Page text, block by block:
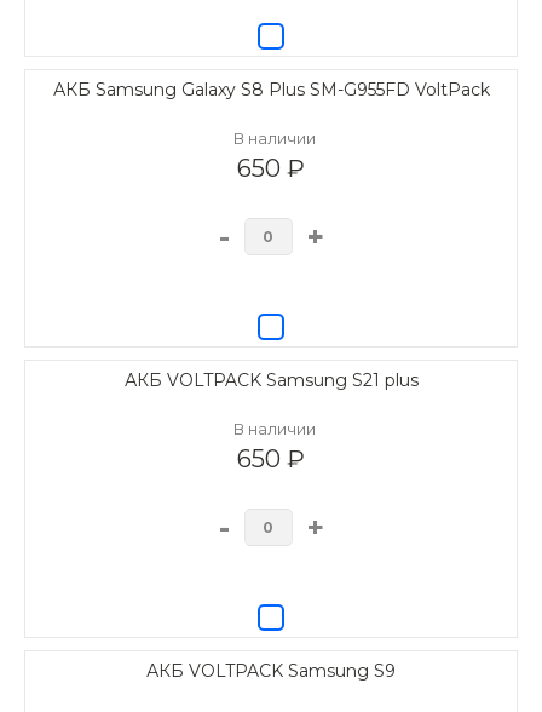
АКБ Samsung Galaxy S8 Plus SM-G955FD VoltPack
В наличии
650 ₽
- +
АКБ VOLTPACK Samsung S21 plus
В наличии
650 ₽
- +
АКБ VOLTPACK Samsung S9